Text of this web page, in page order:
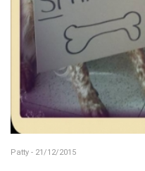
Patty - 21/12/2015